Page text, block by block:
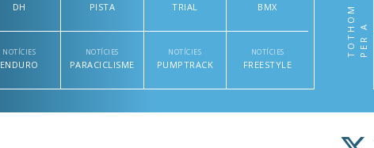
DH PISTA TRIAL BMX
NOTÍCIES
ENDURO
NOTÍCIES
PARACICLISME
NOTÍCIES
PUMPTRACK
NOTÍCIES
FREESTYLE
P
E
R
A
T
O
T
H
O
M